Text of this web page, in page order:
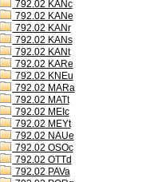
792.02 KANc
792.02 KANe
792.02 KANr
792.02 KANs
792.02 KANt
792.02 KARe
792.02 KNEu
792.02 MARa
792.02 MATt
792.02 MEIc
792.02 MEYt
792.02 NAUe
792.02 OSOc
792.02 OTTd
792.02 PAVa